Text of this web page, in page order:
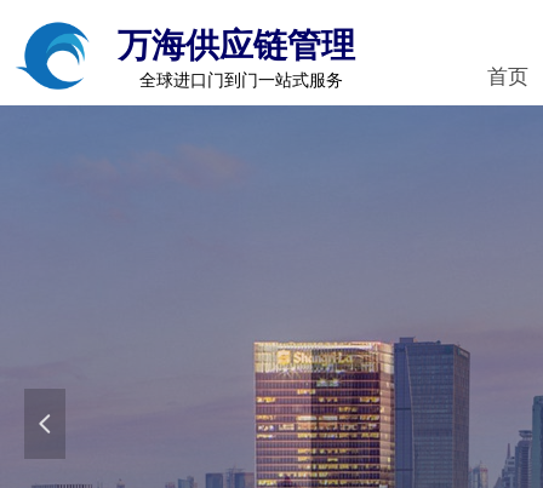
넳
首页
万海供应链管理
全球进口门到门一站式服务